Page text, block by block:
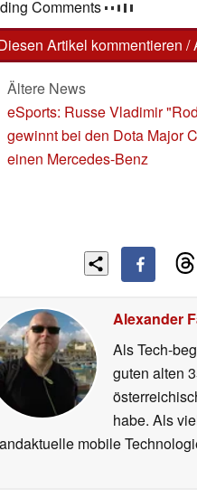
Comments
Artikel kommentieren /
Ältere News
eSports: Russe Vladimir
gewinnt bei den Dota Major
einen Mercedes-Benz
Alexander
Als Tech-
guten alten
habe. Als
mobile